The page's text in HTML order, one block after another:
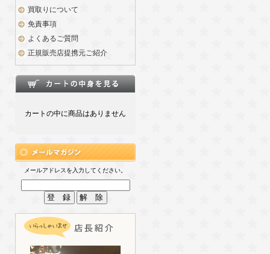
買取りについて
免責事項
よくあるご質問
正規販売店提携元ご紹介
カートの中に商品はありません
メールアドレスを入力してください。